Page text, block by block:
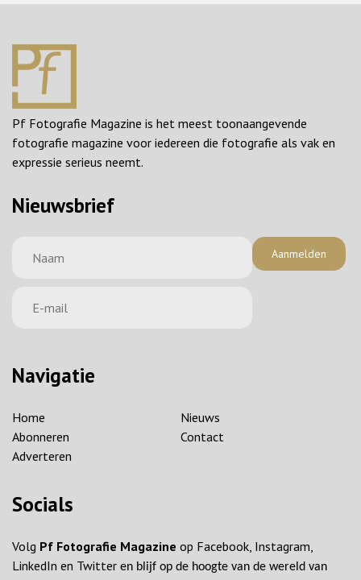
Pf Fotografie Magazine is het meest toonaangevende
fotografie magazine voor iedereen die fotografie als vak en
expressie serieus neemt.
Nieuwsbrief
Aanmelden
Navigatie
Home
Nieuws
Abonneren
Contact
Adverteren
Socials
Volg Pf Fotografie Magazine op Facebook, Instagram,
LinkedIn en Twitter en blijf op de hoogte van de wereld van